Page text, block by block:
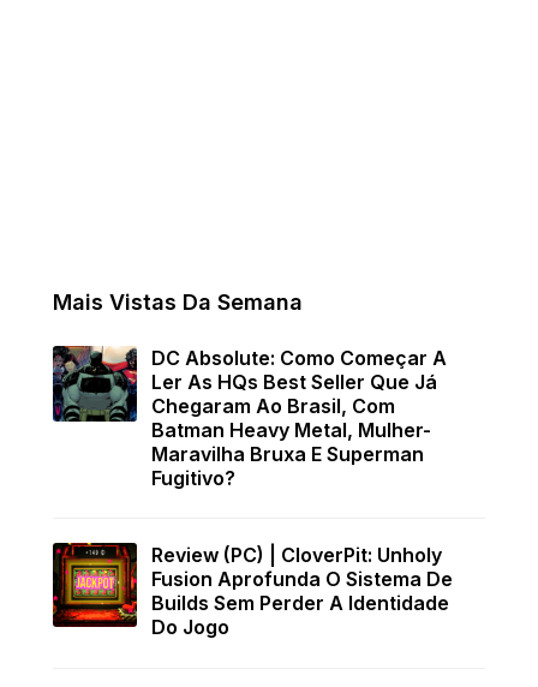
Mais Vistas Da Semana
DC Absolute: Como Começar A
Ler As HQs Best Seller Que Já
Chegaram Ao Brasil, Com
Batman Heavy Metal, Mulher-
Maravilha Bruxa E Superman
Fugitivo?
Review (PC) | CloverPit: Unholy
Fusion Aprofunda O Sistema De
Builds Sem Perder A Identidade
Do Jogo